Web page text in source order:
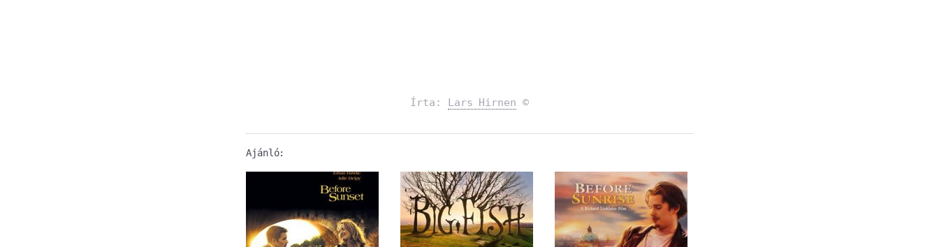
Írta: Lars Hirnen ©
Ajánló: